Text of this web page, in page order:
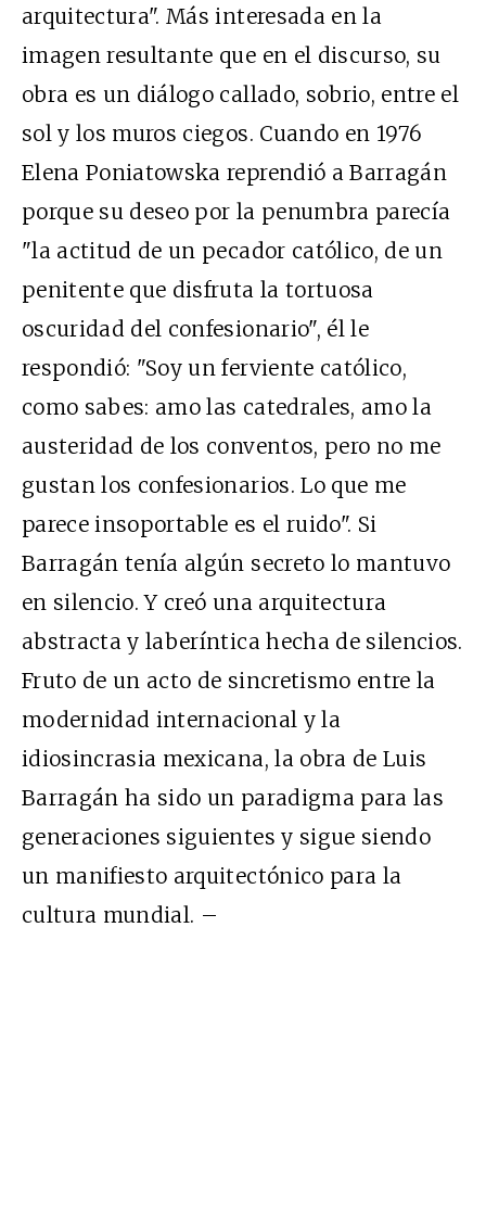
arquitectura". Más interesada en la
imagen resultante que en el discurso, su
obra es un diálogo callado, sobrio, entre el
sol y los muros ciegos. Cuando en 1976
Elena Poniatowska reprendió a Barragán
porque su deseo por la penumbra parecía
"la actitud de un pecador católico, de un
penitente que disfruta la tortuosa
oscuridad del confesionario", él le
respondió: "Soy un ferviente católico,
como sabes: amo las catedrales, amo la
austeridad de los conventos, pero no me
gustan los confesionarios. Lo que me
parece insoportable es el ruido". Si
Barragán tenía algún secreto lo mantuvo
en silencio. Y creó una arquitectura
abstracta y laberíntica hecha de silencios.
Fruto de un acto de sincretismo entre la
modernidad internacional y la
idiosincrasia mexicana, la obra de Luis
Barragán ha sido un paradigma para las
generaciones siguientes y sigue siendo
un manifiesto arquitectónico para la
cultura mundial. –